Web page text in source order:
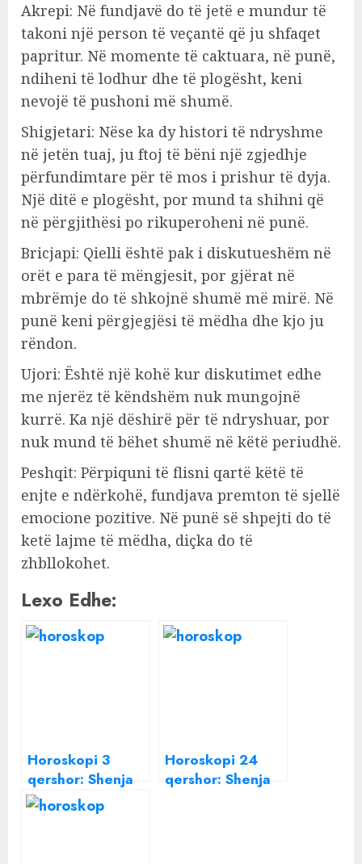
Akrepi: Në fundjavë do të jetë e mundur të
takoni një person të veçantë që ju shfaqet
papritur. Në momente të caktuara, në punë,
ndiheni të lodhur dhe të plogësht, keni
nevojë të pushoni më shumë.
Shigjetari: Nëse ka dy histori të ndryshme
në jetën tuaj, ju ftoj të bëni një zgjedhje
përfundimtare për të mos i prishur të dyja.
Një ditë e plogësht, por mund ta shihni që
në përgjithësi po rikuperoheni në punë.
Bricjapi: Qielli është pak i diskutueshëm në
orët e para të mëngjesit, por gjërat në
mbrëmje do të shkojnë shumë më mirë. Në
punë keni përgjegjësi të mëdha dhe kjo ju
rëndon.
Ujori: Është një kohë kur diskutimet edhe
me njerëz të këndshëm nuk mungojnë
kurrë. Ka një dëshirë për të ndryshuar, por
nuk mund të bëhet shumë në këtë periudhë.
Peshqit: Përpiquni të flisni qartë këtë të
enjte e ndërkohë, fundjava premton të sjellë
emocione pozitive. Në punë së shpejti do të
ketë lajme të mëdha, diçka do të
zhbllokohet.
Lexo Edhe:
Horoskopi 3
qershor: Shenja
më me fat dhe
Horoskopi 24
qershor: Shenja